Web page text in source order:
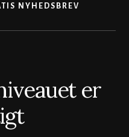
NYHEDSBREV
er